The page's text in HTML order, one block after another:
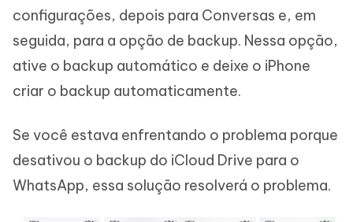
configurações, depois para Conversas e, em
seguida, para a opção de backup. Nessa opção,
ative o backup automático e deixe o iPhone
criar o backup automaticamente.
Se você estava enfrentando o problema porque
desativou o backup do iCloud Drive para o
WhatsApp, essa solução resolverá o problema.